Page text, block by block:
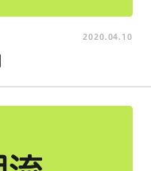
2020.04.10